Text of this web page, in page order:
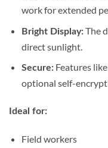
work for extended
Bright Display: The
direct sunlight.
Secure: Features
optional self-
Ideal for:
Field workers